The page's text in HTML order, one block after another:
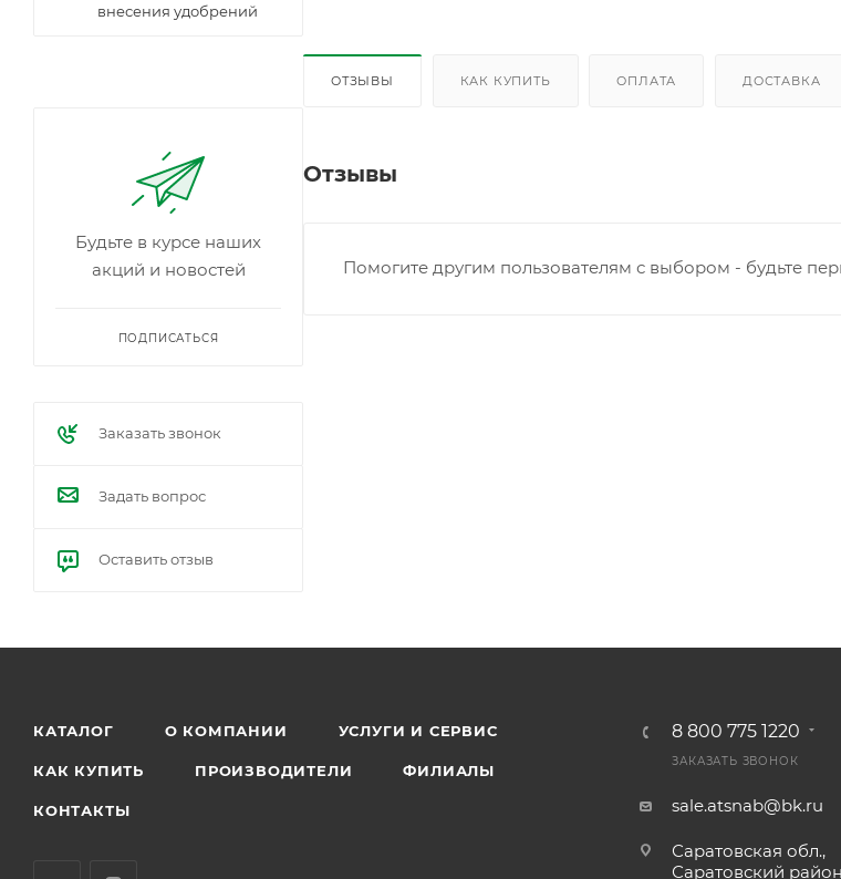
ОТЗЫВЫ КАК КУПИТЬ ОПЛАТА ДОСТАВКА
Отзывы
Помогите другим пользователям с выбором - будьте
внесения удобрений
Будьте в курсе наших
акций и новостей
ПОДПИСАТЬСЯ
Заказать звонок
Задать вопрос
Оставить отзыв
КАТАЛОГ О КОМПАНИИ УСЛУГИ И СЕРВИС
КАК КУПИТЬ ПРОИЗВОДИТЕЛИ ФИЛИАЛЫ
КОНТАКТЫ
8 800 775 1220
ЗАКАЗАТЬ ЗВОНОК
sale.atsnab@bk.ru
Саратовская обл.,
Саратовский